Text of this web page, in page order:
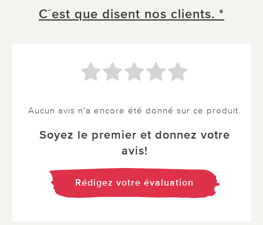
C´est que disent nos clients. *
Aucun avis n'a encore été donné sur ce produit.
Soyez le premier et donnez votre
avis!
Rédigez votre évaluation